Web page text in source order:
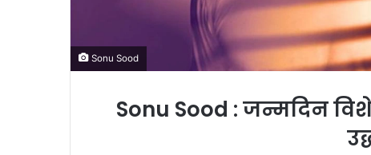
Sonu Sood
Sonu Sood : जन्मदिन